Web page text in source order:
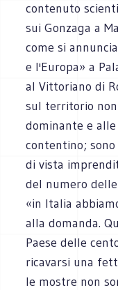
contenuto
sui Gonzaga a
come si
e l'Europa» a
al Vittoriano di
sul territorio
dominante e
contentino;
di vista
del numero
«in Italia
alla domanda.
Paese delle
ricavarsi una
le mostre non